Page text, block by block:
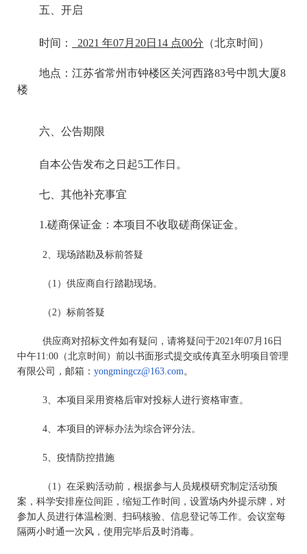
五、开启
时间： 2021 年07月20日14 点00分 （北京时间）
地点：江苏省常州市钟楼区关河西路83号中凯大厦8
楼
六、公告期限
自本公告发布之日起5工作日。
七、其他补充事宜
1.磋商保证金：本项目不收取磋商保证金。
2 、现场踏勘及标前答疑
（1）供应商自行踏勘现场。
（2）标前答疑
供应商对招标文件如有疑问，请将疑问于2021年07月16日
中午11:00（北京时间）前以书面形式提交或传真至永明项目管理
有限公司，邮箱： yongmingcz@163.com 。
3 、本项目采用资格后审对投标人进行资格审查。
4 、本项目的评标办法为综合评分法。
5 、疫情防控措施
（1）在采购活动前，根据参与人员规模研究制定活动预
案，科学安排座位间距，缩短工作时间，设置场内外提示牌，对
参加人员进行体温检测、扫码核验、信息登记等工作。会议室每
隔两小时通一次风，使用完毕后及时消毒。